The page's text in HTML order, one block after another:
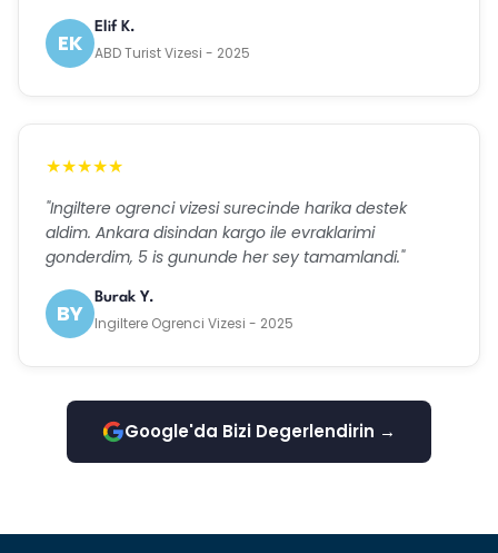
EK
Elif K.
ABD Turist Vizesi - 2025
★★★★★
"Ingiltere ogrenci vizesi surecinde harika destek
aldim. Ankara disindan kargo ile evraklarimi
gonderdim, 5 is gununde her sey tamamlandi."
BY
Burak Y.
Ingiltere Ogrenci Vizesi - 2025
Google'da Bizi Degerlendirin →